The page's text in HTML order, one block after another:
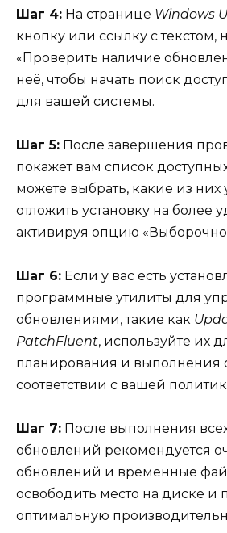
Шаг 4: На странице Windows
кнопку или ссылку с текстом,
«Проверить наличие
неё, чтобы начать поиск
для вашей системы.
Шаг 5: После завершения
покажет вам список
можете выбрать, какие из них
отложить установку на более
активируя опцию
Шаг 6: Если у вас есть
программные утилиты для
обновлениями, такие как
PatchFluent, используйте их
планирования и выполнения
соответствии с вашей
Шаг 7: После выполнения
обновлений рекомендуется
обновлений и временные
освободить место на диске и
оптимальную